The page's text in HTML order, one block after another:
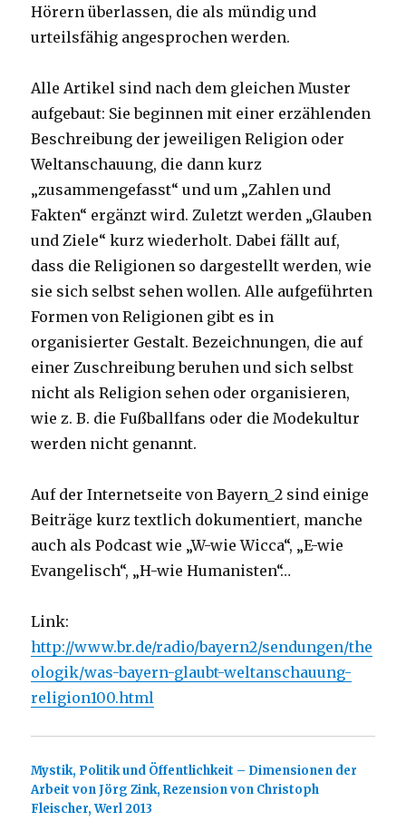
Hörern überlassen, die als mündig und
urteilsfähig angesprochen werden.
Alle Artikel sind nach dem gleichen Muster
aufgebaut: Sie beginnen mit einer erzählenden
Beschreibung der jeweiligen Religion oder
Weltanschauung, die dann kurz
„zusammengefasst“ und um „Zahlen und
Fakten“ ergänzt wird. Zuletzt werden „Glauben
und Ziele“ kurz wiederholt. Dabei fällt auf,
dass die Religionen so dargestellt werden, wie
sie sich selbst sehen wollen. Alle aufgeführten
Formen von Religionen gibt es in
organisierter Gestalt. Bezeichnungen, die auf
einer Zuschreibung beruhen und sich selbst
nicht als Religion sehen oder organisieren,
wie z. B. die Fußballfans oder die Modekultur
werden nicht genannt.
Auf der Internetseite von Bayern_2 sind einige
Beiträge kurz textlich dokumentiert, manche
auch als Podcast wie „W-wie Wicca“, „E-wie
Evangelisch“, „H-wie Humanisten“…
Link:
http://www.br.de/radio/bayern2/sendungen/the
ologik/was-bayern-glaubt-weltanschauung-
religion100.html
Mystik, Politik und Öffentlichkeit – Dimensionen der
Arbeit von Jörg Zink, Rezension von Christoph
Fleischer, Werl 2013